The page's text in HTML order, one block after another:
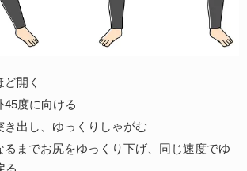
開く
45度に向ける
き出し、ゆっくりしゃがむ
るまでお尻をゆっくり下げ、同じ速度でゆ
る